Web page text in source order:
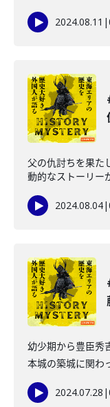
2024.08.11 |
父の仇討ちを果た
動的なストーリー
2024.08.04|
幼少期から豊臣秀
本城の築城に関わ
2024.07.28 |